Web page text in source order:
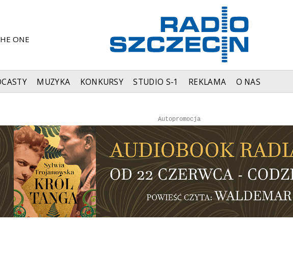
ONE
MUZYKA KONKURSY STUDIO S-1 REKLAMA O NAS
Autopromocja
Autopromocja